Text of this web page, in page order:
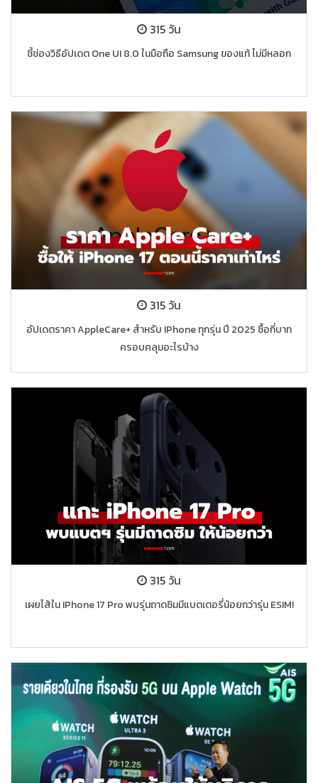
315 วัน
ชี้ช่องวิธีอัปเดต One UI 8.0 ในมือถือ Samsung ของแท้ ไม่มีหลอก
315 วัน
อัปเดตราคา AppleCare+ สำหรับ IPhone ทุกรุ่น ปี 2025 ซื้อกี่บาท
ครอบคลุมอะไรบ้าง
315 วัน
เผยไส้ใน IPhone 17 Pro พบรุ่นถาดซิมมีแบตเตอรี่น้อยกว่ารุ่น ESIM!